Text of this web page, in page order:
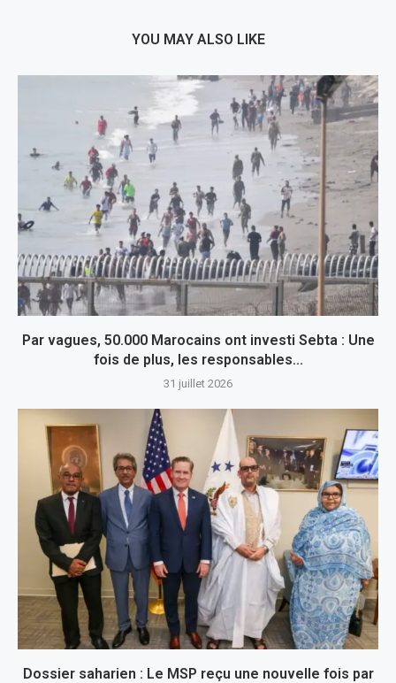
YOU MAY ALSO LIKE
Par vagues, 50.000 Marocains ont investi Sebta : Une
fois de plus, les responsables...
31 juillet 2026
Dossier saharien : Le MSP reçu une nouvelle fois par